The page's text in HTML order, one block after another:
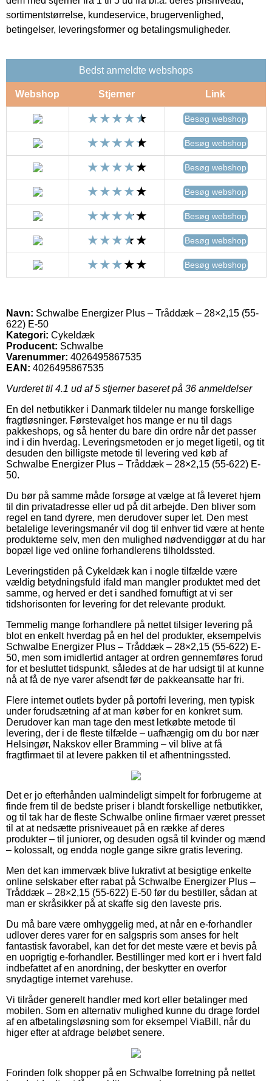
sortimentstørrelse, kundeservice, brugervenlighed,
betingelser, leveringsformer og betalingsmuligheder.
Bedst anmeldte webshops
Webshop Stjerner Link
Besøg webshop
Besøg webshop
Besøg webshop
Besøg webshop
Besøg webshop
Besøg webshop
Besøg webshop
Navn: Schwalbe Energizer Plus – Tråddæk – 28×2,15 (55-
622) E-50
Kategori: Cykeldæk
Producent: Schwalbe
Varenummer: 4026495867535
EAN: 4026495867535
Vurderet til 4.1 ud af 5 stjerner baseret på 36 anmeldelser
En del netbutikker i Danmark tildeler nu mange forskellige
fragtløsninger. Førstevalget hos mange er nu til dags
pakkeshops, og så henter du bare din ordre når det passer
ind i din hverdag. Leveringsmetoden er jo meget ligetil, og tit
desuden den billigste metode til levering ved køb af
Schwalbe Energizer Plus – Tråddæk – 28×2,15 (55-622) E-
50.
Du bør på samme måde forsøge at vælge at få leveret hjem
til din privatadresse eller ud på dit arbejde. Den bliver som
regel en tand dyrere, men derudover super let. Den mest
betalelige leveringsmanér vil dog til enhver tid være at hente
produkterne selv, men den mulighed nødvendiggør at du har
bopæl lige ved online forhandlerens tilholdssted.
Leveringstiden på Cykeldæk kan i nogle tilfælde være
vældig betydningsfuld ifald man mangler produktet med det
samme, og herved er det i sandhed fornuftigt at vi ser
tidshorisonten for levering for det relevante produkt.
Temmelig mange forhandlere på nettet tilsiger levering på
blot en enkelt hverdag på en hel del produkter, eksempelvis
Schwalbe Energizer Plus – Tråddæk – 28×2,15 (55-622) E-
50, men som imidlertid antager at ordren gennemføres forud
for et besluttet tidspunkt, således at de har udsigt til at kunne
nå at få de nye varer afsendt før de pakkeansatte har fri.
Flere internet outlets byder på portofri levering, men typisk
under forudsætning af at man køber for en konkret sum.
Derudover kan man tage den mest letkøbte metode til
levering, der i de fleste tilfælde – uafhængig om du bor nær
Helsingør, Nakskov eller Bramming – vil blive at få
fragtfirmaet til at levere pakken til et afhentningssted.
Det er jo efterhånden ualmindeligt simpelt for forbrugerne at
finde frem til de bedste priser i blandt forskellige netbutikker,
og til tak har de fleste Schwalbe online firmaer været presset
til at at nedsætte prisniveauet på en række af deres
produkter – til juniorer, og desuden også til kvinder og mænd
– kolossalt, og endda nogle gange sikre gratis levering.
Men det kan immervæk blive lukrativt at besigtige enkelte
online selskaber efter rabat på Schwalbe Energizer Plus –
Tråddæk – 28×2,15 (55-622) E-50 før du bestiller, sådan at
man er skråsikker på at skaffe sig den laveste pris.
Du må bare være omhyggelig med, at når en e-forhandler
udlover deres varer for en salgspris som anses for helt
fantastisk favorabel, kan det for det meste være et bevis på
en uoprigtig e-forhandler. Bestillinger med kort er i hvert fald
indbefattet af en anordning, der beskytter en overfor
snydagtige internet varehuse.
Vi tilråder generelt handler med kort eller betalinger med
mobilen. Som en alternativ mulighed kunne du drage fordel
af en afbetalingsløsning som for eksempel ViaBill, når du
higer efter at afdrage beløbet senere.
Forinden folk shopper på en Schwalbe forretning på nettet